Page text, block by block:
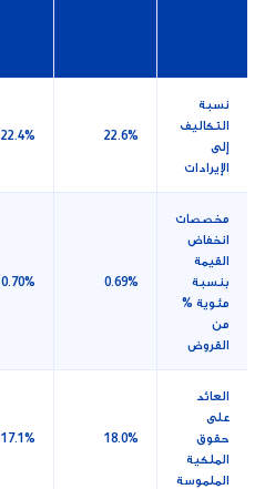
نسبة
التكاليف
إلى
الإيرادات
22.6%
22.4%
مخصصات
انخفاض
القيمة
بنسبة
مئوية %
من
القروض
0.69%
0.70%
العائد
على
حقوق
الملكية
الملموسة
18.0%
17.1%